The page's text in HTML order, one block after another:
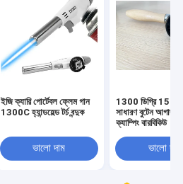
ইজি ক্যারি পোর্টেবল ফ্লেম গান
1300C হ্যান্ডহেল্ড টর্চ বন্দুক
ভালো দাম
1300 ডিগ্রি
সাধারণ বুটেন আগাছা
ক্যাম্পিং বারবিকিউ
ভালো দাম